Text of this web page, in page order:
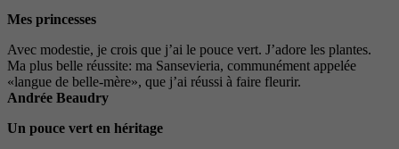
Mes princesses
Avec modestie, je crois que j’ai le pouce vert. J’adore les plantes.
Ma plus belle réussite: ma Sansevieria, communément appelée
«langue de belle-mère», que j’ai réussi à faire fleurir.
Andrée Beaudry
Un pouce vert en héritage